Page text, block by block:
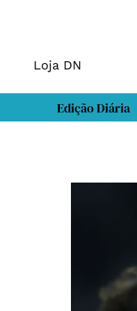
Loja DN
Edição Diária